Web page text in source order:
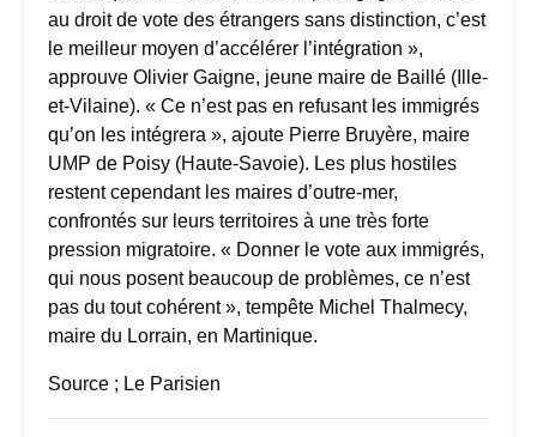
au droit de vote des étrangers sans distinction, c’est
le meilleur moyen d’accélérer l’intégration »,
approuve Olivier Gaigne, jeune maire de Baillé (Ille-
et-Vilaine). « Ce n’est pas en refusant les immigrés
qu’on les intégrera », ajoute Pierre Bruyère, maire
UMP de Poisy (Haute-Savoie). Les plus hostiles
restent cependant les maires d’outre-mer,
confrontés sur leurs territoires à une très forte
pression migratoire. « Donner le vote aux immigrés,
qui nous posent beaucoup de problèmes, ce n’est
pas du tout cohérent », tempête Michel Thalmecy,
maire du Lorrain, en Martinique.
Source ; Le Parisien